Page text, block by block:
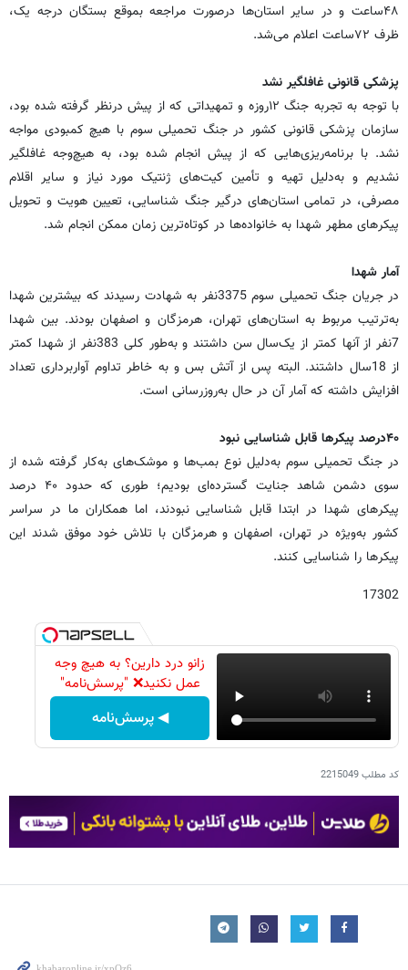
۴۸ساعت و در سایر استان‌ها درصورت مراجعه بموقع بستگان درجه یک،
ظرف ۷۲ساعت اعلام می‌شد.
پزشکی قانونی غافلگیر نشد
با توجه به تجربه جنگ ۱۲روزه و تمهیداتی که از پیش درنظر گرفته شده بود،
سازمان پزشکی قانونی کشور در جنگ تحمیلی سوم با هیچ کمبودی مواجه
نشد. با برنامه‌ریزی‌هایی که از پیش انجام شده بود، به هیچ‌وجه غافلگیر
نشدیم و به‌دلیل تهیه و تأمین کیت‌های ژنتیک مورد نیاز و سایر اقلام
مصرفی، در تمامی استان‌های درگیر جنگ شناسایی، تعیین هویت و تحویل
پیکرهای مطهر شهدا به خانواده‌ها در کوتاه‌ترین زمان ممکن انجام شد.
آمار شهدا
در جریان جنگ تحمیلی سوم 3375نفر به شهادت رسیدند که بیشترین شهدا
به‌ترتیب مربوط به استان‌های تهران، هرمزگان و اصفهان بودند.‌ بین شهدا
7نفر از آنها کمتر از یک‌سال سن داشتند و به‌طور کلی 383نفر از شهدا کمتر
از 18سال داشتند. البته پس از آتش بس و به خاطر تداوم آواربرداری تعداد
افزایش داشته که آمار آن در حال به‌روزرسانی است.
۴۰درصد پیکرها قابل شناسایی نبود
در جنگ تحمیلی سوم به‌دلیل نوع بمب‌ها و موشک‌های به‌کار گرفته شده از
سوی دشمن شاهد جنایت گسترده‌ای بودیم؛ طوری که حدود ۴۰ درصد
پیکرهای شهدا در ابتدا قابل شناسایی نبودند، اما همکاران ما در سراسر
کشور به‌ویژه در تهران، اصفهان و هرمزگان با تلاش خود موفق شدند این
پیکرها را شناسایی کنند.
17302
زانو درد دارین؟ به هیچ وجه
عمل نکنید❌ "پرسش‌نامه"
◀ پرسش‌نامه
کد مطلب2215049